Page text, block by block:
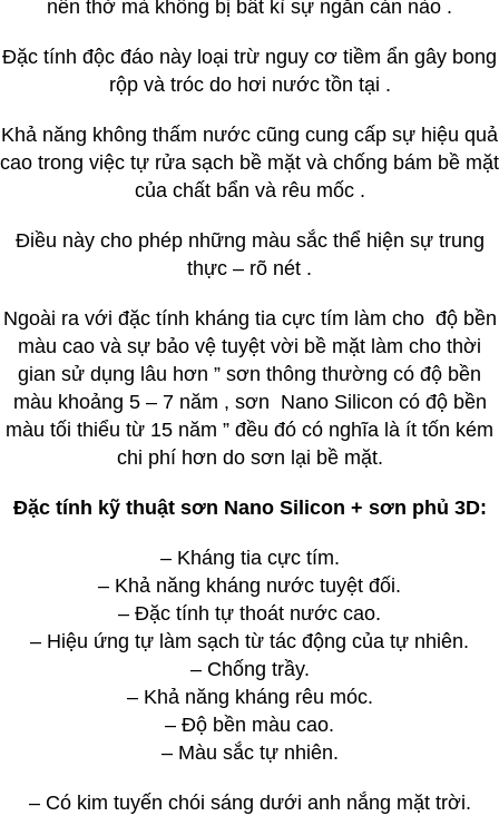
nền thở mà không bị bất kì sự ngăn cản nào .
Đặc tính độc đáo này loại trừ nguy cơ tiềm ẩn gây bong
rộp và tróc do hơi nước tồn tại .
Khả năng không thấm nước cũng cung cấp sự hiệu quả
cao trong việc tự rửa sạch bề mặt và chống bám bề mặt
của chất bẩn và rêu mốc .
Điều này cho phép những màu sắc thể hiện sự trung
thực – rõ nét .
Ngoài ra với đặc tính kháng tia cực tím làm cho độ bền
màu cao và sự bảo vệ tuyệt vời bề mặt làm cho thời
gian sử dụng lâu hơn ” sơn thông thường có độ bền
màu khoảng 5 – 7 năm , sơn Nano Silicon có độ bền
màu tối thiểu từ 15 năm ” đều đó có nghĩa là ít tốn kém
chi phí hơn do sơn lại bề mặt.
Đặc tính kỹ thuật sơn Nano Silicon + sơn phủ 3D:
– Kháng tia cực tím.
– Khả năng kháng nước tuyệt đối.
– Đặc tính tự thoát nước cao.
– Hiệu ứng tự làm sạch từ tác động của tự nhiên.
– Chống trầy.
– Khả năng kháng rêu móc.
– Độ bền màu cao.
– Màu sắc tự nhiên.
– Có kim tuyến chói sáng dưới anh nắng mặt trời.